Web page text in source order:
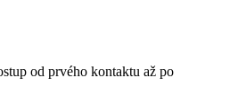
od prvého kontaktu až po